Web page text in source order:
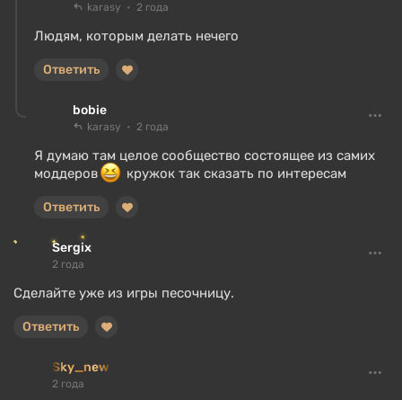
karasy 2 года
Людям, которым делать нечего
Ответить
bobie
karasy 2 года
Я думаю там целое сообщество состоящее из самих
моддеров
кружок так сказать по интересам
Ответить
Sergix
2 года
Сделайте уже из игры песочницу.
Ответить
Sky_new
2 года